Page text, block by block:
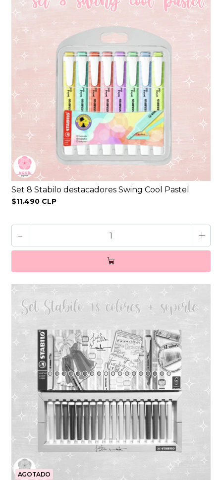
Set 8 Stabilo destacadores Swing Cool Pastel
$11.490 CLP
- +
AGOTADO